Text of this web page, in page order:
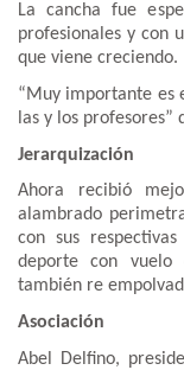
La cancha fue
profesionales y con
que viene creciendo.
“Muy importante es
las y los
Jerarquización
Ahora recibió
alambrado
con sus
deporte con
también re
Asociación
Abel Delfino,